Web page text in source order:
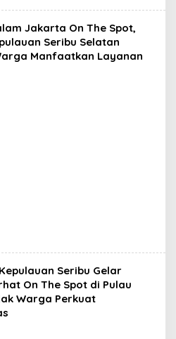
Jakarta On The Spot,
Seribu Selatan
Manfaatkan Layanan
Seribu Gelar
On The Spot di Pulau
Warga Perkuat